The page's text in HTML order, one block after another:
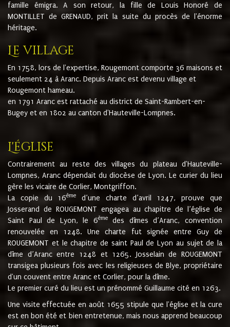
famille émigra. A son retour, la fille de Louis Honoré de
MONTILLET de GRENAUD, prit la suite du procès de l'énorme
héritage.
Le village
En 1758, lors de l'expertise, Rougemont comporte 36 maisons et
seulement 24 à Aranc. Depuis Aranc est devenu village et
Rougemont hameau.
en 1791 Aranc est rattaché au district de Saint-Rambert-en-
Bugey et en 1802 au canton d'Hauteville-Lompnes.
L'église
Contrairement au reste des villages du plateau d'Hauteville-
Lompnes, Aranc dépendait du diocèse de Lyon. Le curier du lieu
gère les vicaire de Corlier, Montgriffon.
La copie du 16ème
d’une charte d’avril 1247, prouve que
Josserand de ROUGEMONT engagea au chapitre de l’église de
Saint Paul de Lyon, le 6èmedes dîmes d’Aranc, convention
renouvelée en 1248. Une charte fut signée entre Guy de
ROUGEMONT et le chapitre de saint Paul de Lyon au sujet de la
dîme d’Aranc entre 1248 et 1265. Josselain de ROUGEMONT
transigea plusieurs fois avec les religieuses de Blye, propriétaire
d'un couvent entre Aranc et Corlier, pour la dîme.
Le premier curé du lieu est un prénommé Guillaume cité en 1263.
Une visite effectuée en août 1655 stipule que l'église et la cure
est en bon été et bien entretenue, mais nous apprend beaucoup